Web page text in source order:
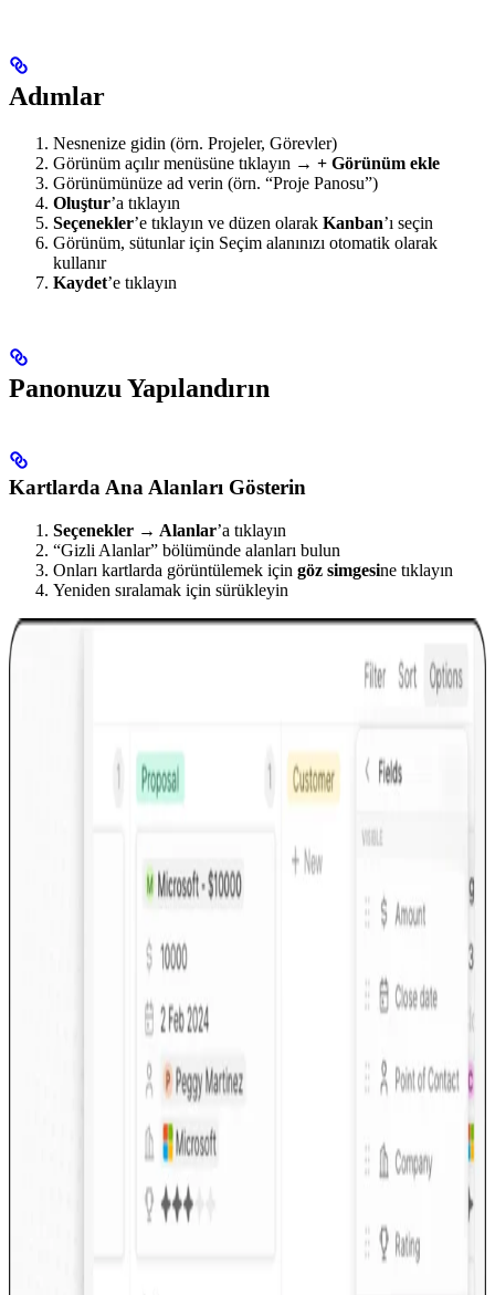
Adımlar
Nesnenize gidin (örn. Projeler, Görevler)
Görünüm açılır menüsüne tıklayın → + Görünüm ekle
Görünümünüze ad verin (örn. “Proje Panosu”)
Oluştur’a tıklayın
Seçenekler’e tıklayın ve düzen olarak Kanban’ı seçin
Görünüm, sütunlar için Seçim alanınızı otomatik olarak
kullanır
Kaydet’e tıklayın
Panonuzu Yapılandırın
Kartlarda Ana Alanları Gösterin
Seçenekler → Alanlar’a tıklayın
“Gizli Alanlar” bölümünde alanları bulun
Onları kartlarda görüntülemek için göz simgesine tıklayın
Yeniden sıralamak için sürükleyin